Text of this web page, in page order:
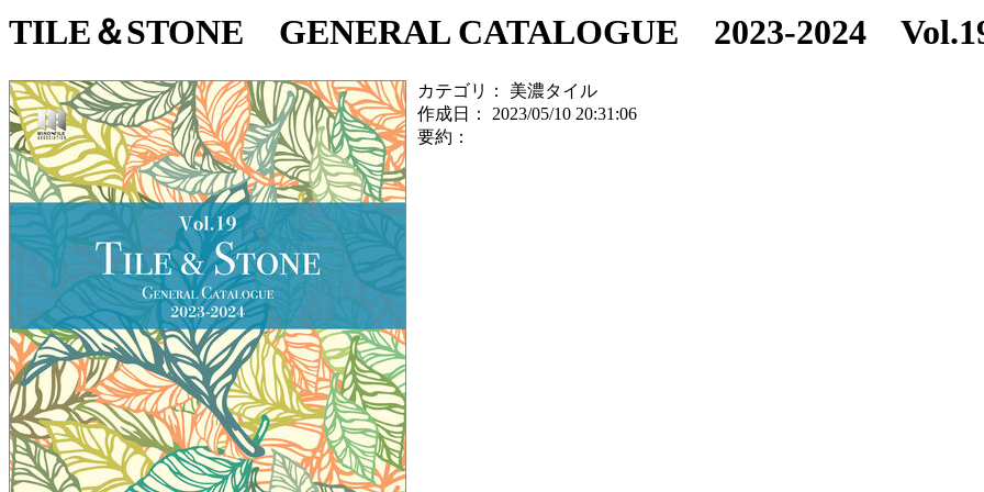
TILE＆STONE GENERAL CATALOGUE 2023-2024
カテゴリ：
美濃タイル
作成日：
2023/05/10 20:31:06
要約：